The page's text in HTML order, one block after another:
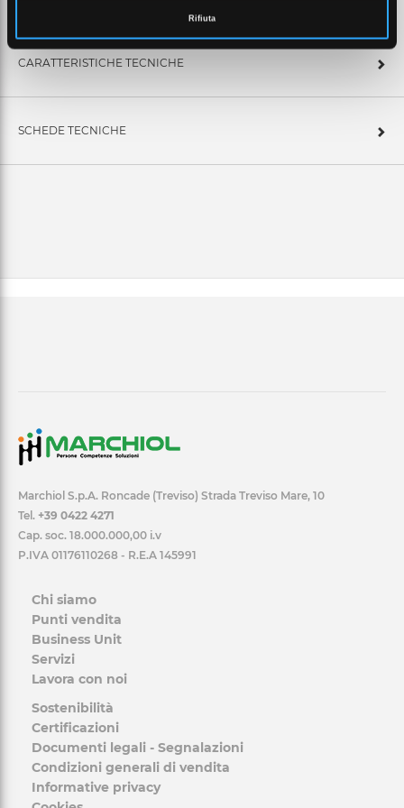
Rifiuta
CARATTERISTICHE TECNICHE
SCHEDE TECNICHE
Marchiol S.p.A. Roncade (Treviso) Strada Treviso Mare, 10
Tel. +39 0422 4271
Cap. soc. 18.000.000,00 i.v
P.IVA 01176110268 - R.E.A 145991
Chi siamo
Punti vendita
Business Unit
Servizi
Lavora con noi
Sostenibilità
Certificazioni
Documenti legali - Segnalazioni
Condizioni generali di vendita
Informative privacy